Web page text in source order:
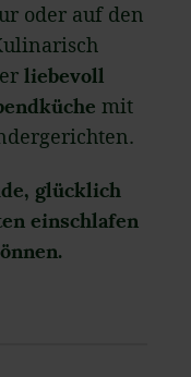
oder auf den
liebevoll
mit
glücklich
einschlafen